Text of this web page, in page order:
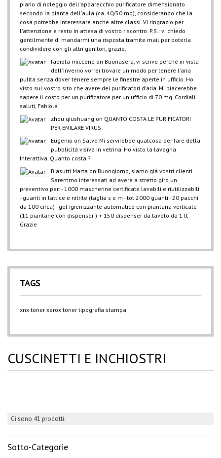
piano di noleggio dell'apparecchio purificatore dimensionato
secondo la pianta dell'aula (ca. 40/50 mq), considerando che la
cosa potrebbe interessare anche altre classi. Vi ringrazio per
l'attenzione e resto in attesa di vostro riscontro. P.S.: vi chiedo
gentilmente di mandarmi una risposta tramite mail per poterla
condividere con gli altri genitori, grazie.
fabiola miccone on Buonasera, vi scrivo perché in vista
dell'inverno vorrei trovare un modo per tenere l'aria
pulita senza dover tenere sempre le finestre aperte in ufficio. Ho
visto sul vostro sito che avere dei purificatori d'aria. Mi piacerebbe
sapere il costo per un purificatore per un ufficio di 70 mq. Cordiali
saluti, Fabiola
zhou qiushuang on QUANTO COSTA LE PURIFICATORI
PER EMILARE VIRUS
Eugenio on Salve Mi servirebbe qualcosa per fare della
pubblicità visiva in vetrina. Ho visto la lavagna
Interattiva. Quanto costa ?
Biasutti Marta on Buongiorno, siamo già vostri clienti.
Saremmo interessati ad avere a stretto giro un
preventivo per: - 1000 mascherine certificate lavabili e riutilizzabili
- guanti in lattice e nitrile (taglia s e m - tot 2000 guanti - 20 pacchi
da 100 circa) - gel igienizzante automatico con piantana verticale
(11 piantane con dispenser ) + 150 dispenser da tavolo da 1 lt
Grazie
TAGS
xnx toner xerox toner tipografia stampa
CUSCINETTI E INCHIOSTRI
Ci sono 41 prodotti.
Sotto-Categorie